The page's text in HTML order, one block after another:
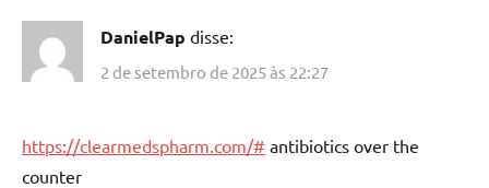
DanielPap disse:
2 de setembro de 2025 às 22:27
https://clearmedspharm.com/# antibiotics over the
counter